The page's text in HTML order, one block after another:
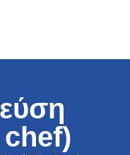
chef)